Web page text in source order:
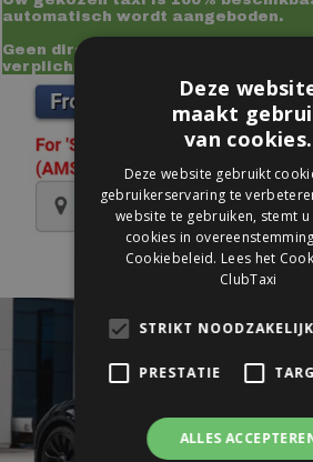
automatisch wordt aangeboden.
Geen directe prijsopgaaf? Een
verplicht u tot niets.
Deze
maakt
van cookies.
Deze website gebruikt
gebruikerservaring te
website te gebruiken, stemt
cookies in
Cookiebeleid. Lees het
ClubTaxi
STRIKT NOODZAKELIJK
PRESTATIE
ALLES